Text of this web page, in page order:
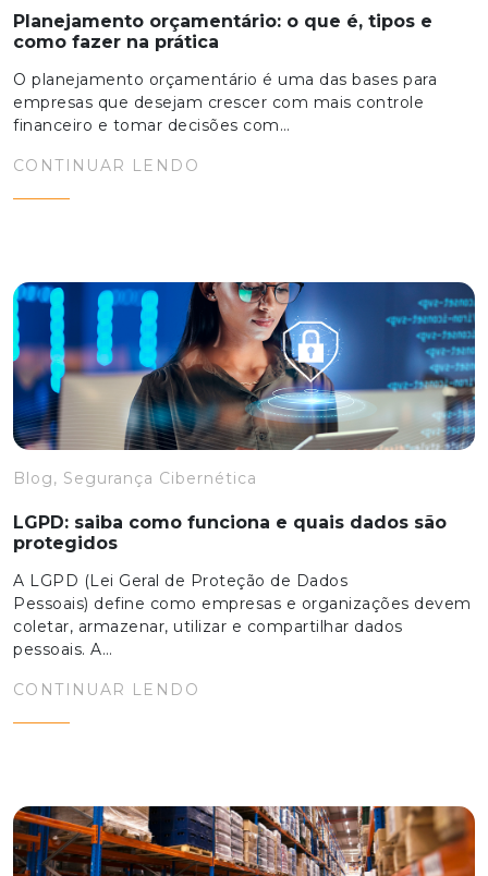
Planejamento orçamentário: o que é, tipos e
como fazer na prática
O planejamento orçamentário é uma das bases para
empresas que desejam crescer com mais controle
financeiro e tomar decisões com…
CONTINUAR LENDO
Blog, Segurança Cibernética
LGPD: saiba como funciona e quais dados são
protegidos
A LGPD (Lei Geral de Proteção de Dados
Pessoais) define como empresas e organizações devem
coletar, armazenar, utilizar e compartilhar dados
pessoais. A…
CONTINUAR LENDO